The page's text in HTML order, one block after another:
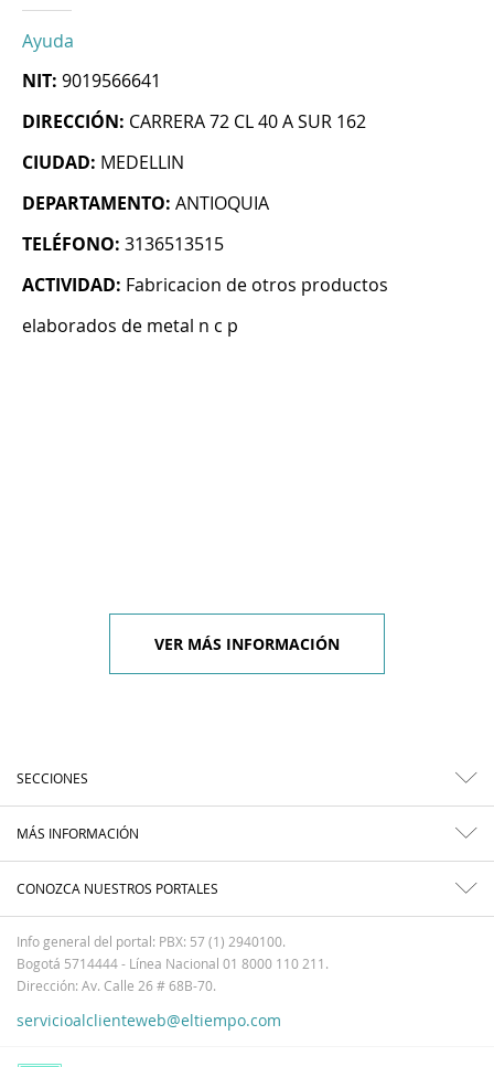
Ayuda
NIT: 9019566641
DIRECCIÓN: CARRERA 72 CL 40 A SUR 162
CIUDAD: MEDELLIN
DEPARTAMENTO: ANTIOQUIA
TELÉFONO: 3136513515
ACTIVIDAD: Fabricacion de otros productos
elaborados de metal n c p
VER MÁS INFORMACIÓN
SECCIONES
MÁS INFORMACIÓN
CONOZCA NUESTROS PORTALES
Info general del portal: PBX: 57 (1) 2940100.
Bogotá 5714444 - Línea Nacional 01 8000 110 211.
Dirección: Av. Calle 26 # 68B-70.
servicioalclienteweb@eltiempo.com